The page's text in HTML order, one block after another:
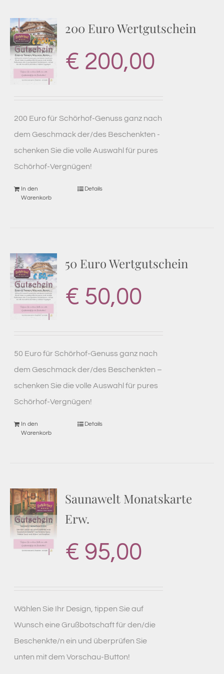
200 Euro Wertgutschein
€ 200,00
200 Euro für Schörhof-Genuss ganz nach
dem Geschmack der/des Beschenkten -
schenken Sie die volle Auswahl für pures
Schörhof-Vergnügen!
In den
Warenkorb
Details
50 Euro Wertgutschein
€ 50,00
50 Euro für Schörhof-Genuss ganz nach
dem Geschmack der/des Beschenkten –
schenken Sie die volle Auswahl für pures
Schörhof-Vergnügen!
In den
Warenkorb
Details
Saunawelt Monatskarte
Erw.
€ 95,00
Wählen Sie Ihr Design, tippen Sie auf
Wunsch eine Grußbotschaft für den/die
Beschenkte/n ein und überprüfen Sie
unten mit dem Vorschau-Button!